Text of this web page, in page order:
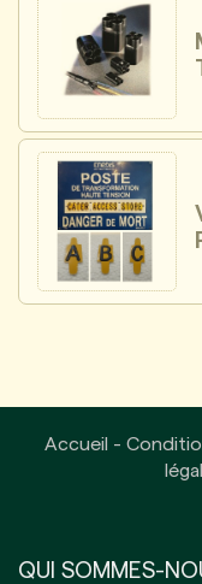
Accueil -
QUI SOMMES-